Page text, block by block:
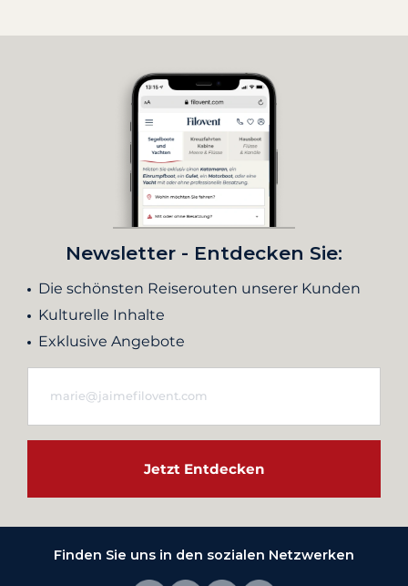
Newsletter - Entdecken Sie:
Die schönsten Reiserouten unserer Kunden
Kulturelle Inhalte
Exklusive Angebote
Jetzt Entdecken
Finden Sie uns in den sozialen Netzwerken